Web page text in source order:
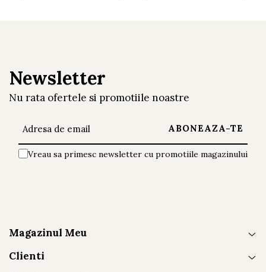
indispensabil pentru casa dumneavoastra.
Newsletter
Nu rata ofertele si promotiile noastre
Vreau sa primesc newsletter cu promotiile magazinului
Magazinul Meu
Clienti